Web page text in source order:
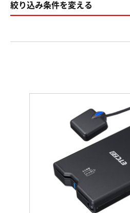
絞り込み条件を変える